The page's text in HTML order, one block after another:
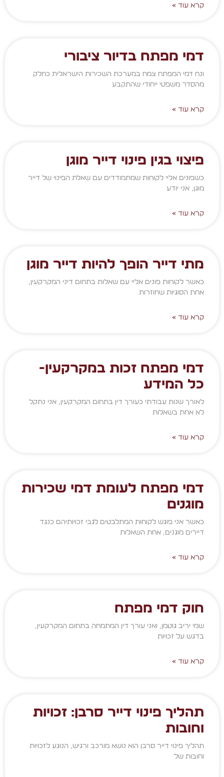
קרא עוד »
דמי מפתח בדיור ציבורי
ונח דמי המפתח צמח במערכת השכירות הישראלית כחלק
מהסדר משפטי ייחודי שהתקבע
קרא עוד »
פיצוי בגין פינוי דייר מוגן
כשפונים אליי לקוחות שמתמודדים עם שאלת הפינוי של דייר
מוגן, אני יודע
קרא עוד »
מתי דייר הופך להיות דייר מוגן
כאשר לקוחות פונים אליי עם שאלות בתחום דיני המקרקעין,
אחת הסוגיות שחוזרות
קרא עוד »
דמי מפתח זכות במקרקעין-
כל המידע
לאורך שנות עבודתי כעורך דין בתחום המקרקעין, אני נתקל
לא אחת בשאלות
קרא עוד »
דמי מפתח לעומת דמי שכירות
מוגנים
כאשר אני פוגש לקוחות המתלבטים לגבי זכויותיהם כנגד
דיירים מוגנים, אחת השאלות
קרא עוד »
חוק דמי מפתח
שמי יריב גוטמן, ואני עורך דין המתמחה בתחום המקרקעין,
בדגש על זכויות
קרא עוד »
תהליך פינוי דייר סרבן: זכויות
וחובות
תהליך פינוי דייר סרבן הוא נושא מורכב ורגיש, הנוגע לזכויות
וחובות של